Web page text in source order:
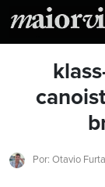
Por: Otavio